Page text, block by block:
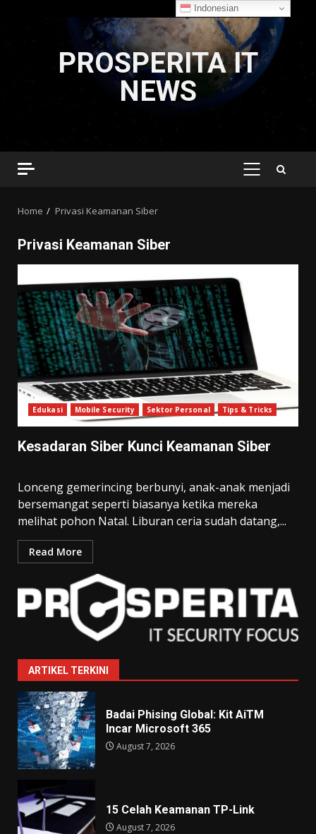
PROSPERITA IT
NEWS
PRIMARY
Home Privasi Keamanan Siber
Privasi Keamanan Siber
Edukasi Mobile Security Sektor Personal Tips & Tricks
Kesadaran Siber Kunci Keamanan Siber
Lonceng gemerincing berbunyi, anak-anak menjadi
bersemangat seperti biasanya ketika mereka
melihat pohon Natal. Liburan ceria sudah datang,...
Read More
ARTIKEL TERKINI
Badai Phising Global: Kit AiTM
Incar Microsoft 365
August 7, 2026
15 Celah Keamanan TP-Link
August 7, 2026
Indonesian